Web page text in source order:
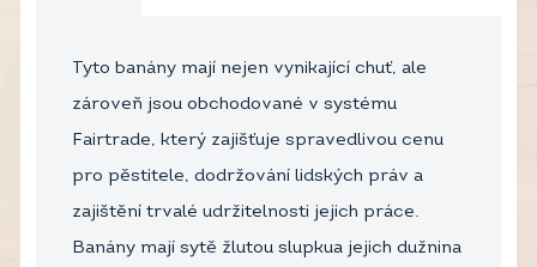
Tyto banány mají nejen vynikající chuť, ale
zároveň jsou obchodované v systému
Fairtrade, který zajišťuje spravedlivou cenu
pro pěstitele, dodržování lidských práv a
zajištění trvalé udržitelnosti jejich práce.
Banány mají sytě žlutou slupkua jejich dužnina